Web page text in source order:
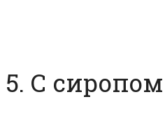
5. С сиропом